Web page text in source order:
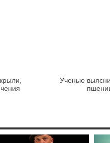
Ученые